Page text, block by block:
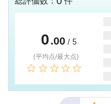
0 .00/ 5
(平均点/最大点)